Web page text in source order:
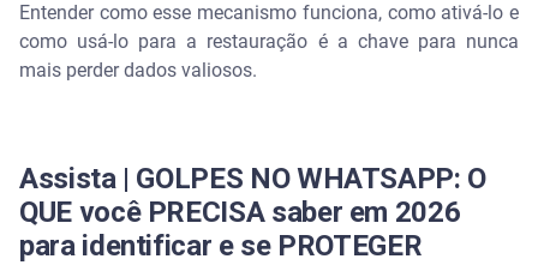
Indo além da restauração: a segurança dos seus
dados
Perguntas frequentes sobre restauração de
mensagens do WhatsApp
É possível restaurar mensagens se eu nunca fiz um
Entender como esse mecanismo funciona, como ativá-lo e
como usá-lo para a restauração é a chave para nunca
mais perder dados valiosos.
Assista | GOLPES NO WHATSAPP: O
QUE você PRECISA saber em 2026
para identificar e se PROTEGER